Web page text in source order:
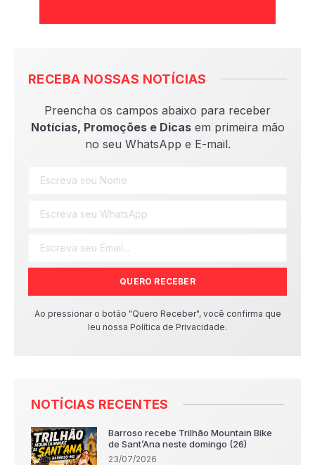
RECEBA NOSSAS NOTÍCIAS
Preencha os campos abaixo para receber
Notícias, Promoções e Dicasem primeira mão
no seu WhatsApp e E-mail.
QUERO RECEBER
Ao pressionar o botão "Quero Receber", você confirma que
leu nossa Política de Privacidade.
NOTÍCIAS RECENTES
Barroso recebe Trilhão Mountain Bike
de Sant’Ana neste domingo (26)
23/07/2026